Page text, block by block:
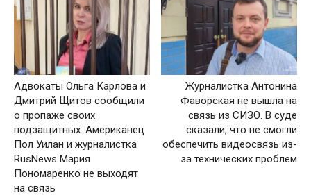
Адвокаты Ольга Карлова и
Дмитрий Щитов сообщили
о пропаже своих
подзащитных. Американец
Пол Уилан и журналистка
RusNews Мария
Пономаренко не выходят
на связь
Журналистка Антонина
Фаворская не вышла на
связь из СИЗО. В суде
сказали, что не смогли
обеспечить видеосвязь из-
за технических проблем